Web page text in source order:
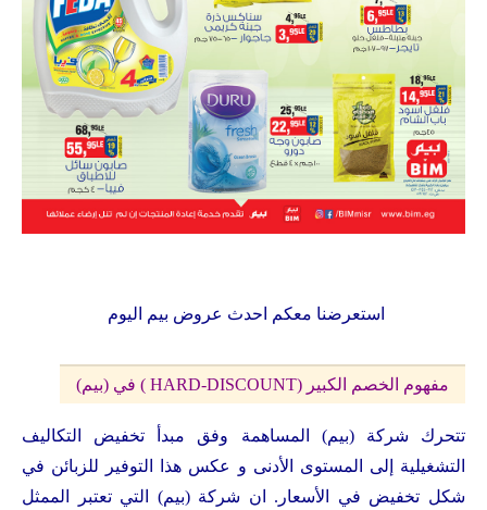
استعرضنا معكم احدث عروض بيم اليوم
مفهوم الخصم الكبير (HARD-DISCOUNT ) في (بيم)
تتحرك شركة (بيم) المساهمة وفق مبدأ تخفيض التكاليف
التشغيلية إلى المستوى الأدنى و عكس هذا التوفير للزبائن في
شكل تخفيض في الأسعار. ان شركة (بيم) التي تعتبر الممثل